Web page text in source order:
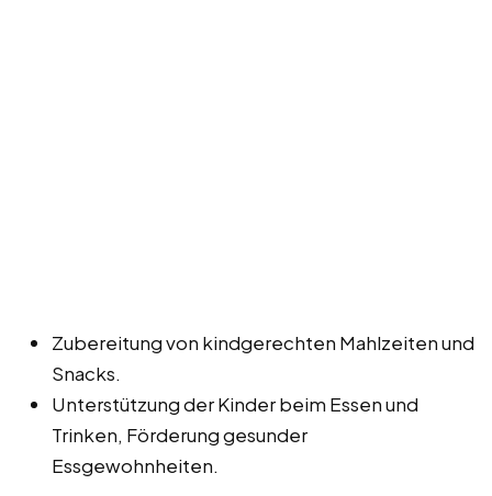
Zubereitung von kindgerechten Mahlzeiten und
Snacks.
Unterstützung der Kinder beim Essen und
Trinken, Förderung gesunder
Essgewohnheiten.